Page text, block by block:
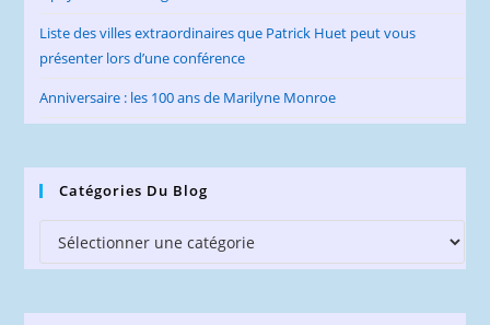
Liste des villes extraordinaires que Patrick Huet peut vous
présenter lors d’une conférence
Anniversaire : les 100 ans de Marilyne Monroe
Catégories Du Blog
Catégories
du